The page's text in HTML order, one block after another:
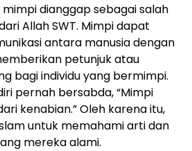
dianggap sebagai salah
Allah SWT. Mimpi dapat
antara manusia dengan
petunjuk atau
bagi individu yang bermimpi.
pernah bersabda, “Mimpi
kenabian.” Oleh karena itu,
untuk memahami arti dan
mereka alami.